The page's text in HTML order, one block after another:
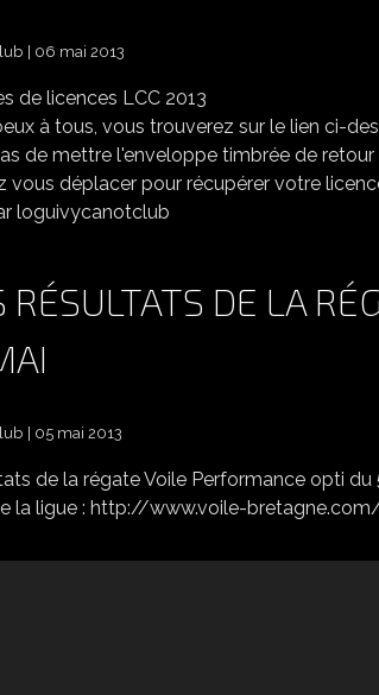
06 mai 2013
à tous, vous trouverez sur le lien ci-
de mettre l'enveloppe timbrée de
vous déplacer pour récupérer votre
loguivycanotclub
RÉSULTATS DE LA
05 mai 2013 LES
la ligue : http://www.voile-